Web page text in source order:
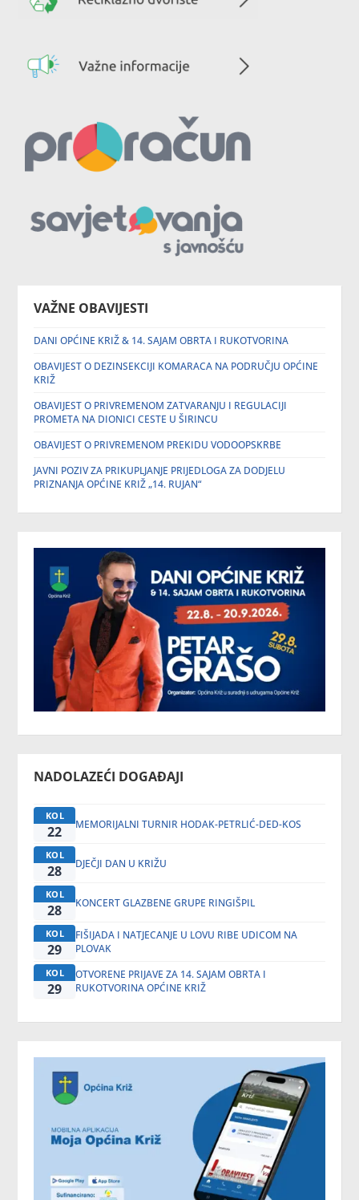
VAŽNE OBAVIJESTI
DANI OPĆINE KRIŽ & 14. SAJAM OBRTA I RUKOTVORINA
OBAVIJEST O DEZINSEKCIJI KOMARACA NA PODRUČJU OPĆINE
KRIŽ
OBAVIJEST O PRIVREMENOM ZATVARANJU I REGULACIJI
PROMETA NA DIONICI CESTE U ŠIRINCU
OBAVIJEST O PRIVREMENOM PREKIDU VODOOPSKRBE
JAVNI POZIV ZA PRIKUPLJANJE PRIJEDLOGA ZA DODJELU
PRIZNANJA OPĆINE KRIŽ „14. RUJAN“
NADOLAZEĆI DOGAĐAJI
KOL
22 MEMORIJALNI TURNIR HODAK-PETRLIĆ-DED-KOS
KOL
28 DJEČJI DAN U KRIŽU
KOL
28 KONCERT GLAZBENE GRUPE RINGIŠPIL
KOL
29
FIŠIJADA I NATJECANJE U LOVU RIBE UDICOM NA
PLOVAK
KOL
29
OTVORENE PRIJAVE ZA 14. SAJAM OBRTA I
RUKOTVORINA OPĆINE KRIŽ